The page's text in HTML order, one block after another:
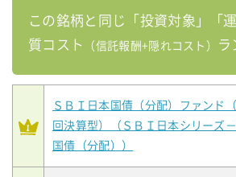
この銘柄と同じ「投資対象」「
質コスト
（信託報酬+隠れコスト） ラ
ＳＢＩ日本国債（分配）ファンド
回決算型）（ＳＢＩ日本シリーズ
国債（分配））